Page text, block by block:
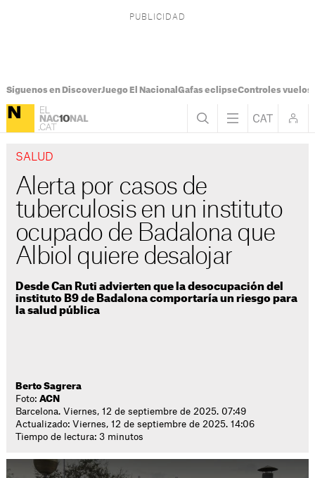
Síguenos en DiscoverJuego El Nacional Gafas eclipseControles vuelos
SALUD
Alerta por casos de
tuberculosis en un instituto
ocupado de Badalona que
Albiol quiere desalojar
Desde Can Ruti advierten que la desocupación del
instituto B9 de Badalona comportaría un riesgo para
la salud pública
Berto Sagrera
Foto:ACN
Barcelona. Viernes, 12 de septiembre de 2025. 07:49
Actualizado: Viernes, 12 de septiembre de 2025. 14:06
Tiempo de lectura: 3 minutos